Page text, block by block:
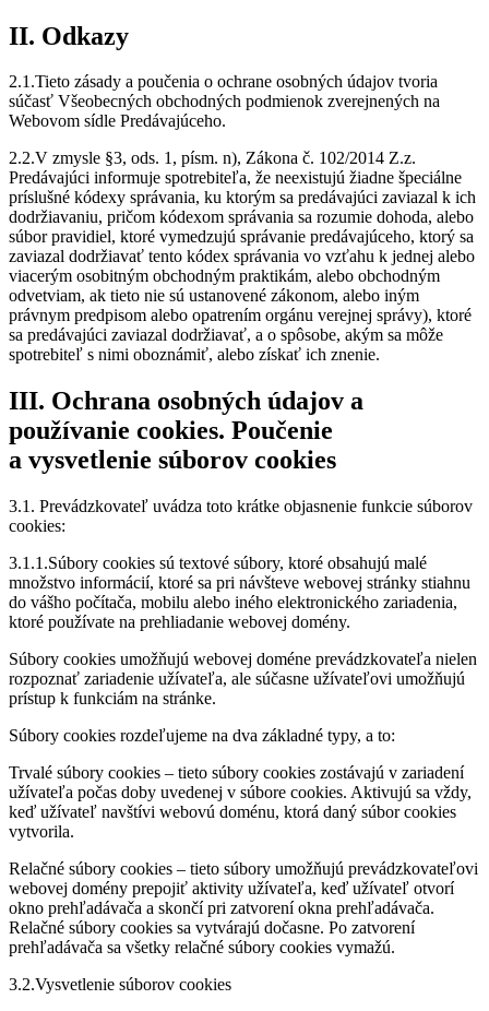
II. Odkazy
2.1.Tieto zásady a poučenia o ochrane osobných údajov tvoria
súčasť Všeobecných obchodných podmienok zverejnených na
Webovom sídle Predávajúceho.
2.2.V zmysle §3, ods. 1, písm. n), Zákona č. 102/2014 Z.z.
Predávajúci informuje spotrebiteľa, že neexistujú žiadne špeciálne
príslušné kódexy správania, ku ktorým sa predávajúci zaviazal k ich
dodržiavaniu, pričom kódexom správania sa rozumie dohoda, alebo
súbor pravidiel, ktoré vymedzujú správanie predávajúceho, ktorý sa
zaviazal dodržiavať tento kódex správania vo vzťahu k jednej alebo
viacerým osobitným obchodným praktikám, alebo obchodným
odvetviam, ak tieto nie sú ustanovené zákonom, alebo iným
právnym predpisom alebo opatrením orgánu verejnej správy), ktoré
sa predávajúci zaviazal dodržiavať, a o spôsobe, akým sa môže
spotrebiteľ s nimi oboznámiť, alebo získať ich znenie.
III. Ochrana osobných údajov a
používanie cookies. Poučenie
a vysvetlenie súborov cookies
3.1. Prevádzkovateľ uvádza toto krátke objasnenie funkcie súborov
cookies:
3.1.1.Súbory cookies sú textové súbory, ktoré obsahujú malé
množstvo informácií, ktoré sa pri návšteve webovej stránky stiahnu
do vášho počítača, mobilu alebo iného elektronického zariadenia,
ktoré používate na prehliadanie webovej domény.
Súbory cookies umožňujú webovej doméne prevádzkovateľa nielen
rozpoznať zariadenie užívateľa, ale súčasne užívateľovi umožňujú
prístup k funkciám na stránke.
Súbory cookies rozdeľujeme na dva základné typy, a to:
Trvalé súbory cookies – tieto súbory cookies zostávajú v zariadení
užívateľa počas doby uvedenej v súbore cookies. Aktivujú sa vždy,
keď užívateľ navštívi webovú doménu, ktorá daný súbor cookies
vytvorila.
Relačné súbory cookies – tieto súbory umožňujú prevádzkovateľovi
webovej domény prepojiť aktivity užívateľa, keď užívateľ otvorí
okno prehľadávača a skončí pri zatvorení okna prehľadávača.
Relačné súbory cookies sa vytvárajú dočasne. Po zatvorení
prehľadávača sa všetky relačné súbory cookies vymažú.
3.2.Vysvetlenie súborov cookies